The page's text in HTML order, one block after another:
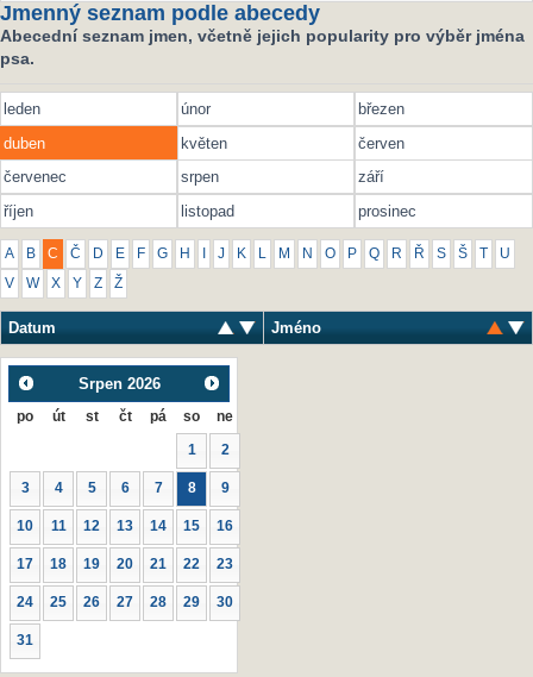
Jmenný seznam podle abecedy
Abecední seznam jmen, včetně jejich popularity pro výběr jména
psa.
leden únor
březen
duben
květen
červen
červenec
srpen
září
říjen
listopad prosinec
A B C Č D E F G H J K L M N O P Q R Ř S Š U
V W X Y Z Ž
Datum Jméno
Srpen 2026
po út st čt pá so ne
1 2
3 4 5 6 7 8 9
10 11 12 13 14 15 16
17 18 19 20 21 22 23
24 25 26 27 28 29 30
31